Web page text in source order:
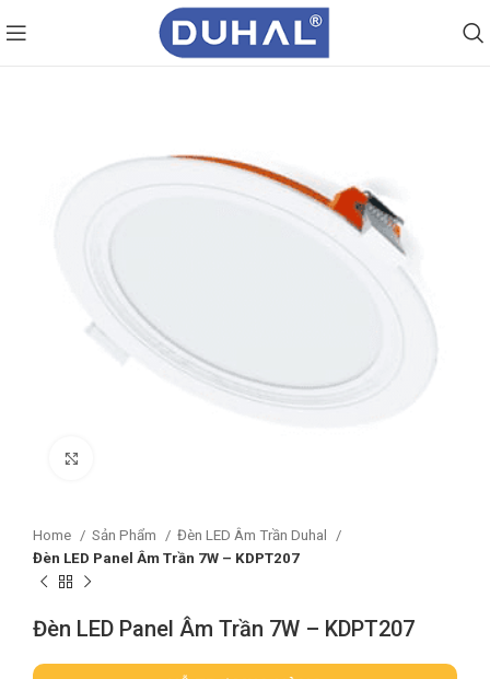
Home Sản Phẩm
Đèn LED Âm Trần Duhal
Đèn LED Panel Âm Trần 7W – KDPT207
Đèn LED Panel Âm Trần 7W – KDPT207